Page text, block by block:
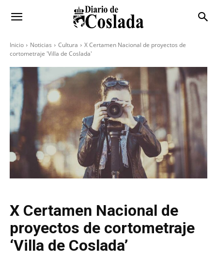
Inicio Noticias Cultura
X Certamen Nacional de proyectos de
cortometraje 'Villa de Coslada'
X Certamen Nacional de
proyectos de cortometraje
‘Villa de Coslada’